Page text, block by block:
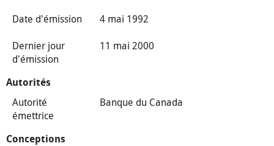
Date d'émission
4 mai 1992
Dernier jour
d'émission
11 mai 2000
Autorités
Autorité
émettrice
Banque du Canada
Conceptions